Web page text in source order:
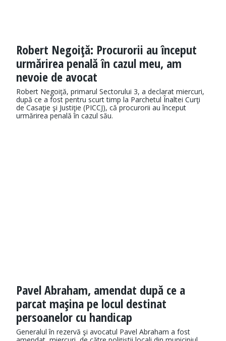
Robert Negoiţă: Procurorii au început
urmărirea penală în cazul meu, am
nevoie de avocat
Robert Negoiţă, primarul Sectorului 3, a declarat miercuri,
după ce a fost pentru scurt timp la Parchetul Înaltei Curţi
de Casaţie şi Justiţie (PICCJ), că procurorii au început
urmărirea penală în cazul său.
Pavel Abraham, amendat după ce a
parcat maşina pe locul destinat
persoanelor cu handicap
Generalul în rezervă şi avocatul Pavel Abraham a fost